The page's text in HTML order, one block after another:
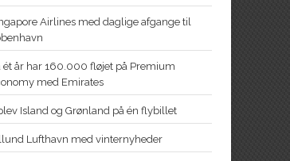
Airlines med daglige afgange til
ét år har 160.000 fløjet på Premium
med Emirates
Island og Grønland på én flybillet
Lufthavn med vinternyheder